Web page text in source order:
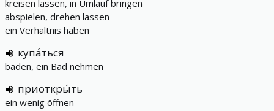
kreisen lassen, in Umlauf bringen
abspielen, drehen lassen
ein Verhältnis haben
купа́ться
baden, ein Bad nehmen
приоткры́ть
ein wenig öffnen